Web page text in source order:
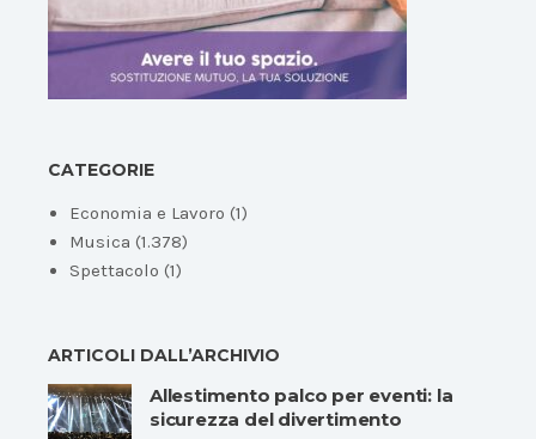
CATEGORIE
Economia e Lavoro (1)
Musica (1.378)
Spettacolo (1)
ARTICOLI DALL’ARCHIVIO
Allestimento palco per eventi: la
sicurezza del divertimento